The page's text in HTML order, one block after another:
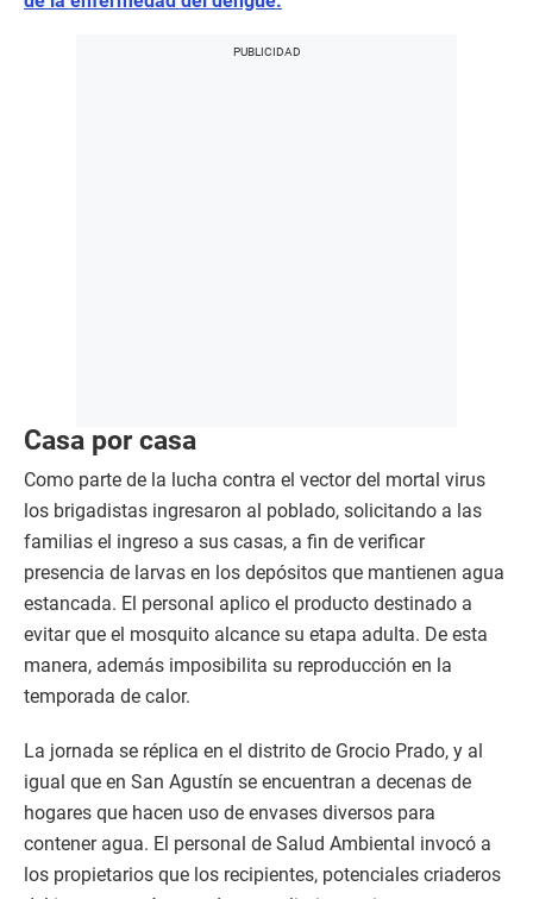
Casa por casa
Como parte de la lucha contra el vector del mortal virus
los brigadistas ingresaron al poblado, solicitando a las
familias el ingreso a sus casas, a fin de verificar
presencia de larvas en los depósitos que mantienen agua
estancada. El personal aplico el producto destinado a
evitar que el mosquito alcance su etapa adulta. De esta
manera, además imposibilita su reproducción en la
temporada de calor.
La jornada se réplica en el distrito de Grocio Prado, y al
igual que en San Agustín se encuentran a decenas de
hogares que hacen uso de envases diversos para
contener agua. El personal de Salud Ambiental invocó a
los propietarios que los recipientes, potenciales criaderos